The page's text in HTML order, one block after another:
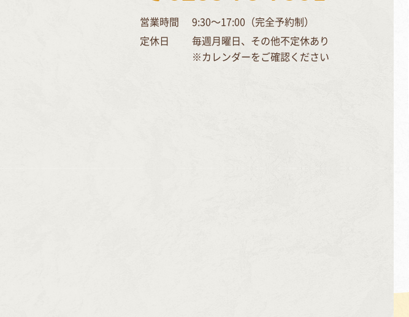
営業時間
9:30～17:00（完全予約制）
定休日
毎週月曜日、その他不定休あり
※カレンダーをご確認ください